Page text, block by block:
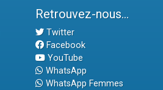
Retrouvez-nous...
Twitter
Facebook
YouTube
WhatsApp
WhatsApp Femmes